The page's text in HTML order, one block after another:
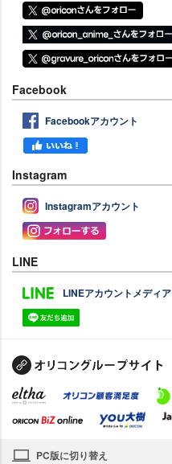
Facebook
Facebookアカウント
Instagram
Instagramアカウント
LINE
LINEアカウントメディア
PC版に切り替え